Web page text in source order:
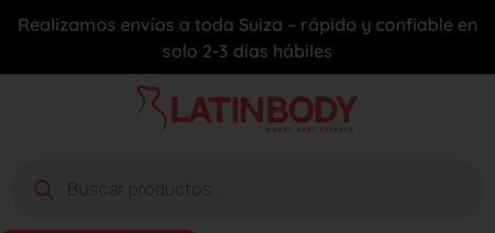
Realizamos envíos a toda Suiza – rápido y confiable en
solo 2-3 días hábiles